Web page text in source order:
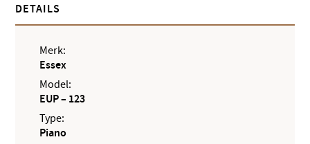
DETAILS
Merk:
Essex
Model:
EUP – 123
Type:
Piano